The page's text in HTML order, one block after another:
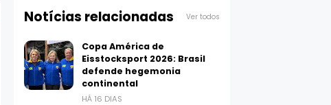
Notícias relacionadas Ver todos
Copa América de
Eisstocksport 2026: Brasil
defende hegemonia
continental
HÁ 16 DIAS